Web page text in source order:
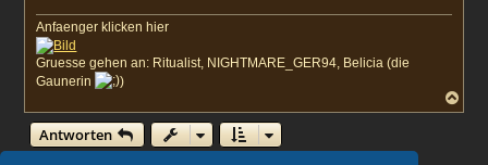
Anfaenger klicken hier
Gruesse gehen an: Ritualist, NIGHTMARE_GER94, Belicia (die
Gaunerin
)
a
Antworten